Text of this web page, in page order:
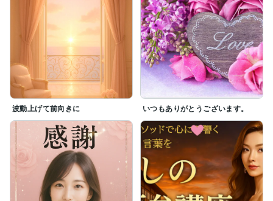
波動上げて前向きに いつもありがとうございます。